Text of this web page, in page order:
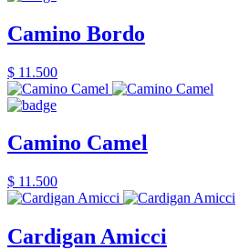
Camino Bordo
$ 11.500
Camino Camel
$ 11.500
Cardigan Amicci